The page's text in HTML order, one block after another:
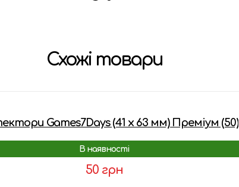
Схожі товари
Games7Days (41 x 63 мм) Преміум (50)
В наявності
50 грн